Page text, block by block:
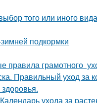
того или иного
подкормки
правила грамотного
Правильный уход за
ухода за